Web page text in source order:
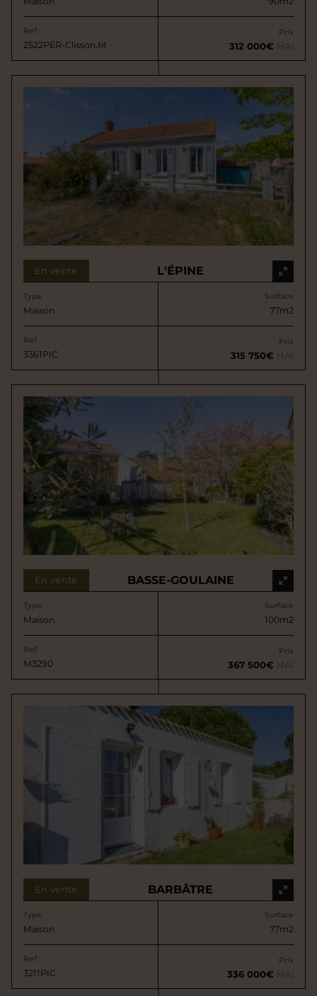
Ref
2522PER-Clisson.M
Prix
312 000€ HAI
En vente L'ÉPINE
Type
Maison
Surface
77m2
Ref
3361PIC
Prix
315 750€ HAI
En vente BASSE-GOULAINE
Type
Maison
Surface
100m2
Ref
M3290
Prix
367 500€ HAI
En vente BARBÂTRE
Type
Maison
Surface
77m2
Ref
3211PIC
Prix
336 000€ HAI